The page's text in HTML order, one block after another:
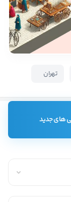
تهران
های جدید